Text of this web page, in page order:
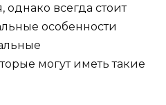
всегда стоит
особенности
могут иметь такие